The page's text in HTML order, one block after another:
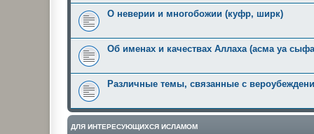
О неверии и многобожии (куфр, ширк)
Об именах и качествах Аллаха (асма уа
Различные темы, связанные с
ДЛЯ ИНТЕРЕСУЮЩИХСЯ ИСЛАМОМ